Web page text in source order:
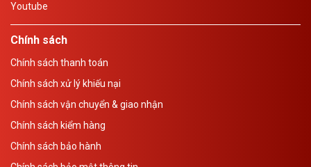
Youtube
Chính sách
Chính sách thanh toán
Chính sách xử lý khiếu nại
Chính sách vận chuyển & giao nhận
Chính sách kiểm hàng
Chính sách bảo hành